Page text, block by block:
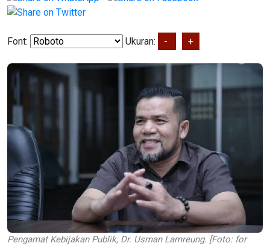
Font: Ukuran: - +
Pengamat Kebijakan Publik, Dr. Usman Lamreung. [Foto: for